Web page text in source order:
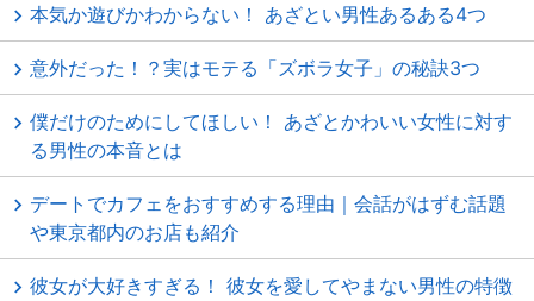
本気か遊びかわからない！ あざとい男性あるある4つ
意外だった！？実はモテる「ズボラ女子」の秘訣3つ
僕だけのためにしてほしい！ あざとかわいい女性に対す
る男性の本音とは
デートでカフェをおすすめする理由｜会話がはずむ話題
や東京都内のお店も紹介
彼女が大好きすぎる！ 彼女を愛してやまない男性の特徴